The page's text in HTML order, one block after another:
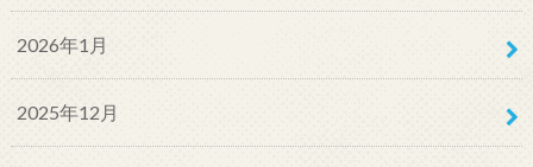
2026年1月
2025年12月